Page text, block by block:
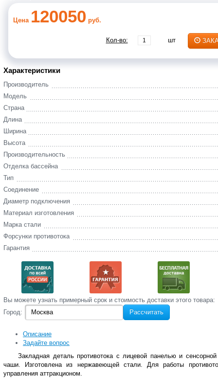
Цена 120050 руб.
Кол-во: шт
Характеристики
Производитель
Модель
Страна
Длина
Ширина
Высота
Производительность
Отделка бассейна
Тип
Соединение
Диаметр подключения
Материал изготовления
Марка стали
Форсунки противотока
Гарантия
Вы‌ можете‌ узнать‌ примерный срок и стоимость‌ доставки этого товара:
Город:
Рассчитать
Описание
Задайте вопрос
Закладная деталь противотока с лицевой панелью и
чаши. Изготовлена из нержавеющей стали. Для работы
управления аттракционом.